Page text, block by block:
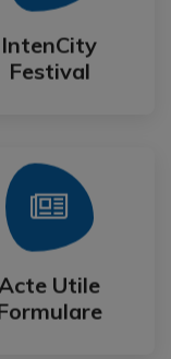
IntenCity
Festival
IntenCity
Festival
Utile
Acte Utile
Formulare
Mai Mult